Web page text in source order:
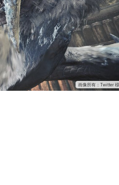
画像所有：Twitter 様